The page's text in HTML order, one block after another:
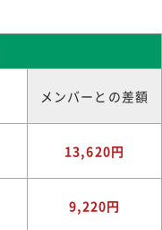
メンバーとの差額
13,620円
9,220円